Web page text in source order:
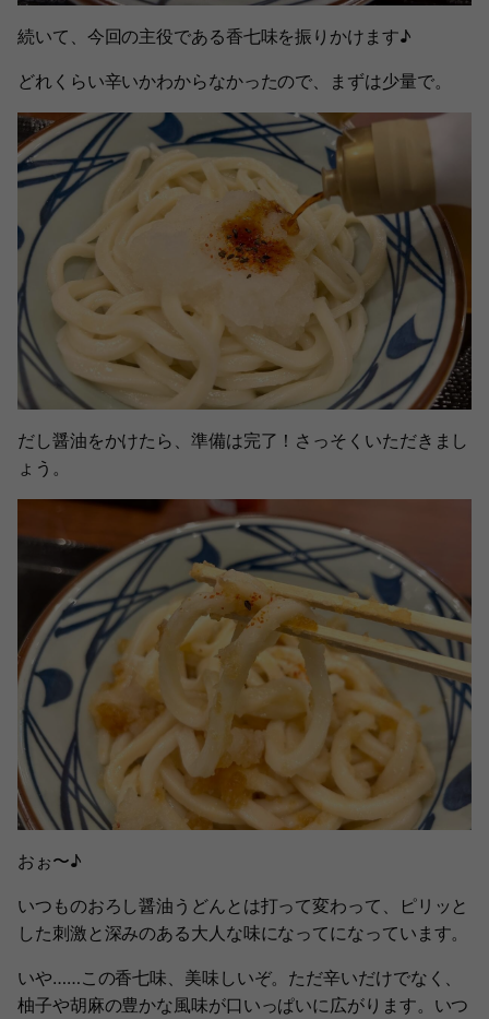
続いて、今回の主役である香七味を振りかけます♪
どれくらい辛いかわからなかったので、まずは少量で。
だし醤油をかけたら、準備は完了！さっそくいただきまし
ょう。
おぉ〜♪
いつものおろし醤油うどんとは打って変わって、ピリッと
した刺激と深みのある大人な味になってになっています。
いや……この香七味、美味しいぞ。ただ辛いだけでなく、
柚子や胡麻の豊かな風味が口いっぱいに広がります。いつ